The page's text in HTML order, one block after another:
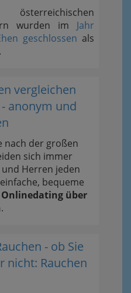
wurden im Jahr
geschlossen als
vergleichen
anonym und
nach der großen
sich immer
Herren jeden
bequeme
Onlinedating über
.
- ob Sie
nicht: Rauchen